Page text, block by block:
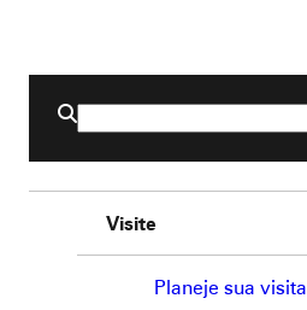
Buscar
por:
Visite
Planeje sua visita